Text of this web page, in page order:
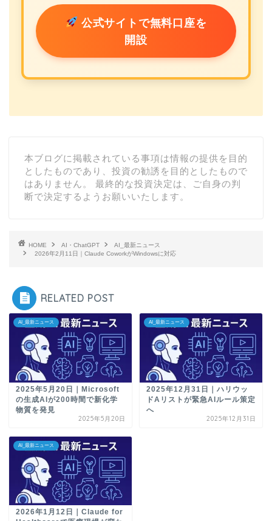
公式サイトで無料口座を
開設
本ブログに掲載されている事項は情報の提供を目的
としたものであり、投資の勧誘を目的としたもので
はありません。 最終的な投資決定は、ご自身の判
断で決定するようお願いいたします。
HOME AI・ChatGPT
AI_最新ニュース
2026年2月11日｜Claude CoworkがWindowsに対応
RELATED POST
AI_最新ニュース
2025年5月20日｜Microsoft
の生成AIが200時間で新化学
物質を発見
2025年5月20日
AI_最新ニュース
2025年12月31日｜ハリウッ
ドAリストが緊急AIルール策定
へ
2025年12月31日
AI_最新ニュース
2026年1月12日｜Claude for